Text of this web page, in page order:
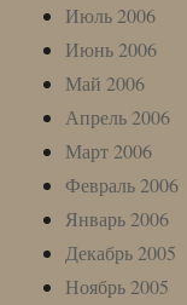
Июль 2006
Июнь 2006
Май 2006
Апрель 2006
Март 2006
Февраль 2006
Январь 2006
Декабрь 2005
Ноябрь 2005